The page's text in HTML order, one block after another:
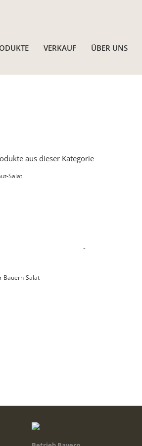
VERKAUF ÜBER UNS
aus dieser Kategorie
Salat
Bauern-Salat
-